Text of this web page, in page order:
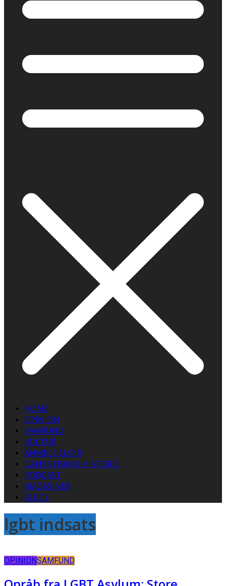
HOME
OPINION
SAMFUND
KULTUR
ANMELDELSER
DANSK HOMO-HISTORIE
PODCAST
MAGASINER
GUIDE
lgbt indsats
OPINIONSAMFUND